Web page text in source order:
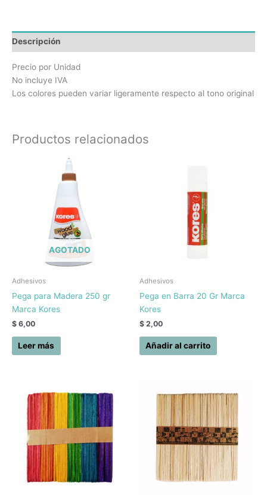
Descripción
Precio por Unidad
No incluye IVA
Los colores pueden variar ligeramente respecto al tono original
Productos relacionados
AGOTADO
Adhesivos
Pega para Madera 250 gr
Marca Kores
$ 6,00
Leer más
Adhesivos
Pega en Barra 20 Gr Marca
Kores
$ 2,00
Añadir al carrito